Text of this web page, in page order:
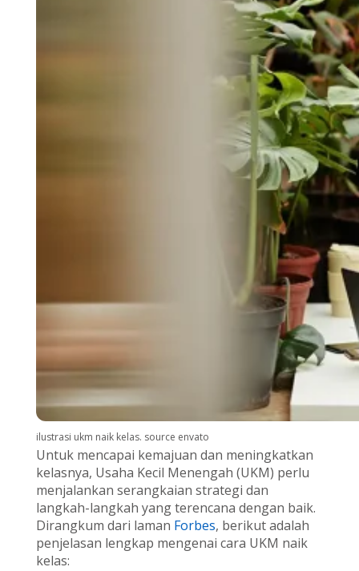
ilustrasi ukm naik kelas. source envato
Untuk mencapai kemajuan dan meningkatkan
kelasnya, Usaha Kecil Menengah (UKM) perlu
menjalankan serangkaian strategi dan
langkah-langkah yang terencana dengan baik.
Dirangkum dari laman Forbes, berikut adalah
penjelasan lengkap mengenai cara UKM naik
kelas: